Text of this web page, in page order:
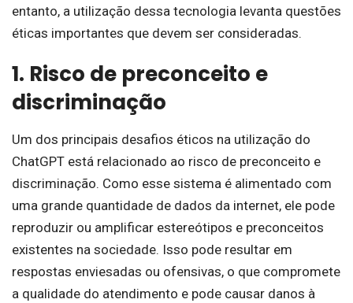
entanto, a utilização dessa tecnologia levanta questões
éticas importantes que devem ser consideradas.
1. Risco de preconceito e
discriminação
Um dos principais desafios éticos na utilização do
ChatGPT está relacionado ao risco de preconceito e
discriminação. Como esse sistema é alimentado com
uma grande quantidade de dados da internet, ele pode
reproduzir ou amplificar estereótipos e preconceitos
existentes na sociedade. Isso pode resultar em
respostas enviesadas ou ofensivas, o que compromete
a qualidade do atendimento e pode causar danos à